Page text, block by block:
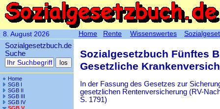
8. August 2026
Sozialgesetzbuch.de
Suche
Home
SGB I
SGB II
SGB III
SGB IV
Sozialgesetzbuch Fünftes
Gesetzliche
In der Fassung des Gesetzes zur
gesetzlichen Rentenversicherung (RV-
S. 1791)
Home Rente Wissenswertes